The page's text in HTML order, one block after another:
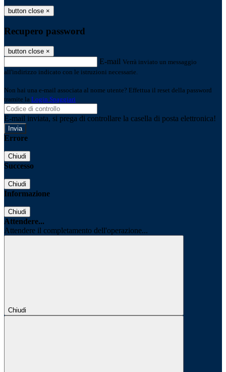
button close ×
Recupero password
button close ×
E-mail Verrà inviato un messaggio
all'indirizzo indicato con le istruzioni necessarie.
Non hai una e-mail associata al nome utente? Effettua il reset della password
tramite la Login Spaggiari
E-mail inviata, si prega di controllare la casella di posta elettronica!
Errore
Chiudi
Successo
Chiudi
Informazione
Chiudi
Attendere...
Attendere il completamento dell'operazione...
Chiudi